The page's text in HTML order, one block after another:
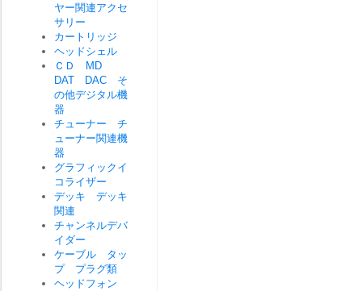
ヤー関連アクセ
サリー
カートリッジ
ヘッドシェル
ＣＤ MD
DAT DAC そ
の他デジタル機
器
チューナー チ
ューナー関連機
器
グラフィックイ
コライザー
デッキ デッキ
関連
チャンネルデバ
イダー
ケーブル タッ
プ プラグ類
ヘッドフォン